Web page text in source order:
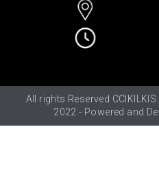
All rights Reserved
2022 - Powered and